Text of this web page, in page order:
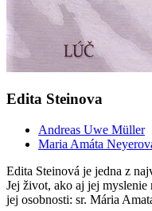
Edita Steinova
Andreas Uwe Müller
Maria Amáta
Edita Steinová je jedna z
Jej život, ako aj jej
jej osobnosti: sr. Mária